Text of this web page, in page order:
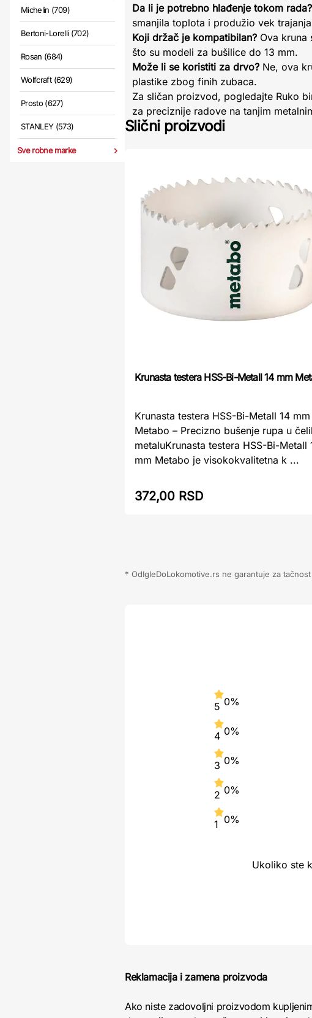
Michelin (709)
Bertoni-Lorelli (702)
Rosan (684)
Wolfcraft (629)
Prosto (627)
STANLEY (573)
Sve robne marke
Da li je potrebno hlađenje tokom rada?
smanjila toplota i produžio vek
Koji držač je kompatibilan? Ova kruna
što su modeli za bušilice do 13 mm.
Može li se koristiti za drvo? Ne, ova
plastike zbog finih zubaca.
Za sličan proizvod, pogledajte Ruko
za preciznije radove na tanjim
Slični proizvodi
Krunasta testera HSS-Bi-Metall 14 mm
Krunasta testera HSS-Bi-Metall 14 mm
Metabo – Precizno bušenje rupa u
metaluKrunasta testera HSS-Bi-Metall
mm Metabo je visokokvalitetna k ...
372,00 RSD
* OdIgleDoLokomotive.rs ne garantuje za
5 0%
4 0%
3 0%
2 0%
1 0%
Ukoliko ste
Reklamacija i zamena proizvoda
Ako niste zadovoljni proizvodom